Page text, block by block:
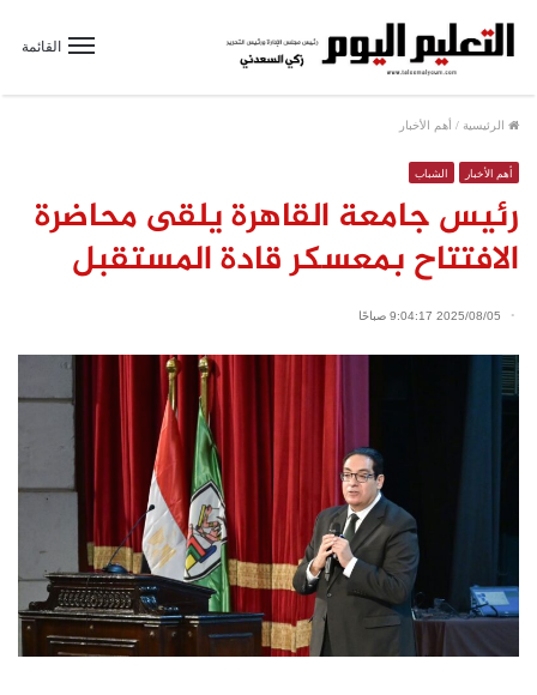
القائمة
الرئيسية / أهم الأخبار
أهم الأخبار الشباب
رئيس جامعة القاهرة يلقى محاضرة
الافتتاح بمعسكر قادة المستقبل
2025/08/05 9:04:17 صباحًا